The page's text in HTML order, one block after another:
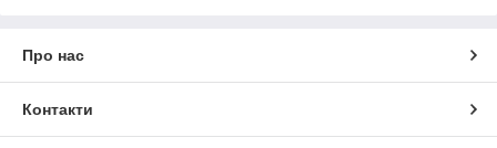
Про нас
Контакти